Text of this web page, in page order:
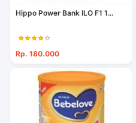
Hippo Power Bank ILO F1 1...
Rp. 180.000